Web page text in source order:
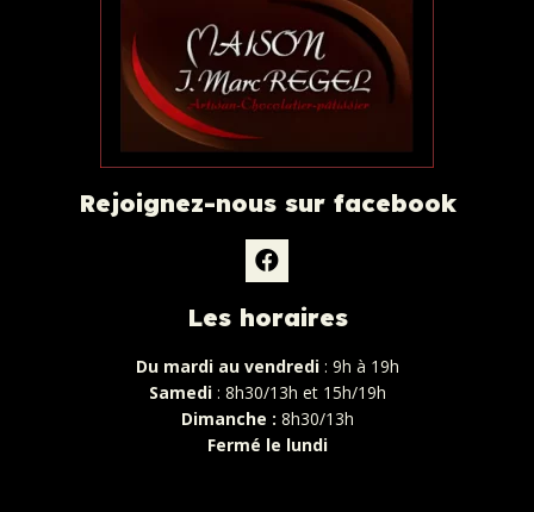
Rejoignez-nous sur facebook
Les horaires
Du mardi au vendredi: 9h à 19h
Samedi: 8h30/13h et 15h/19h
Dimanche : 8h30/13h
Fermé le lundi